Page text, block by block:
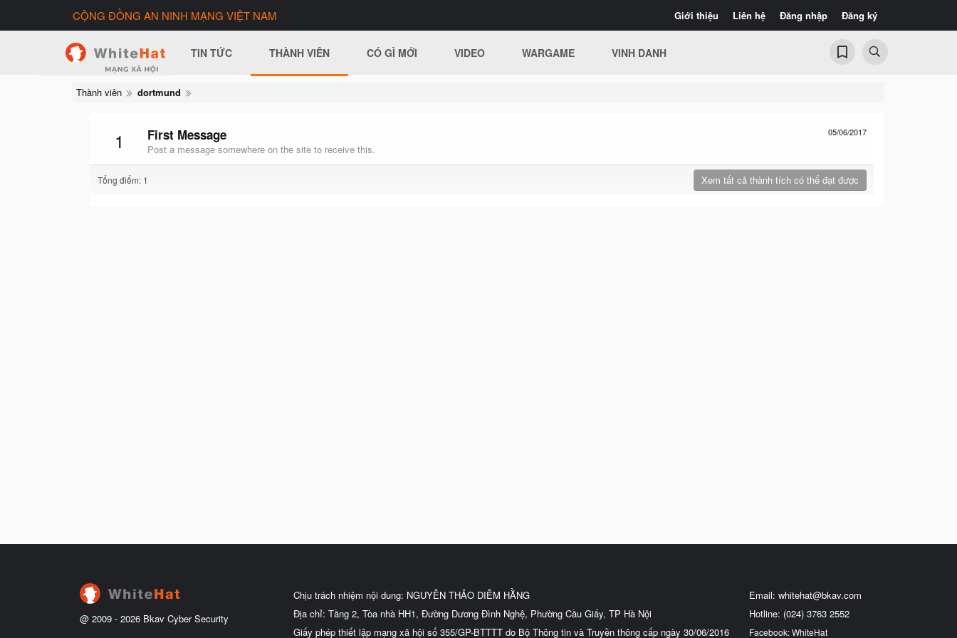
Giới thiệu Liên hệ Đăng nhập Đăng ký
CỘNG ĐỒNG AN NINH MẠNG VIỆT NAM
TIN TỨC THÀNH VIÊN CÓ GÌ MỚI VIDEO WARGAME VINH DANH
Thành viên dortmund
1 05/06/2017
First Message
Post a message somewhere on the site to receive this.
Tổng điểm: 1 Xem tất cả thành tích có thể đạt được
@ 2009 - 2026 Bkav Cyber Security
Chịu trách nhiệm nội dung: NGUYỄN THẢO DIỄM HẰNG
Địa chỉ: Tầng 2, Tòa nhà HH1, Đường Dương Đình Nghệ, Phường Cầu Giấy, TP Hà Nội
Giấy phép thiết lập mạng xã hội số 355/GP-BTTTT do Bộ Thông tin và Truyền thông cấp ngày 30/06/2016
Email: whitehat@bkav.com
Hotline: (024) 3763 2552
Facebook: WhiteHat